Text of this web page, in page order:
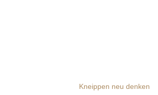
Kneippen neu denken